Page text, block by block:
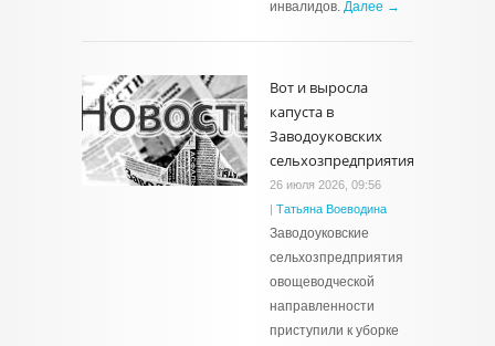
инвалидов. Далее →
Вот и выросла
капуста в
Заводоуковских
сельхозпредприятиях
26 июля 2026, 09:56
| Татьяна Воеводина
Заводоуковские
сельхозпредприятия
овощеводческой
направленности
приступили к уборке